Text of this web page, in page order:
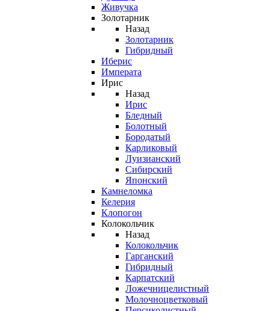
Живучка
Золотарник
Назад
Золотарник
Гибридный
Иберис
Императа
Ирис
Назад
Ирис
Бледный
Болотный
Бородатый
Карликовый
Луизианский
Сибирский
Японский
Камнеломка
Келерия
Клопогон
Колокольчик
Назад
Колокольчик
Гарганский
Гибридный
Карпатский
Ложечницелистный
Молочноцветковый